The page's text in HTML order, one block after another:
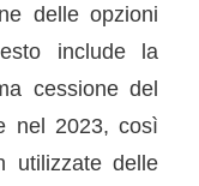
delle opzioni
include la
cessione del
nel 2023, così
utilizzate delle